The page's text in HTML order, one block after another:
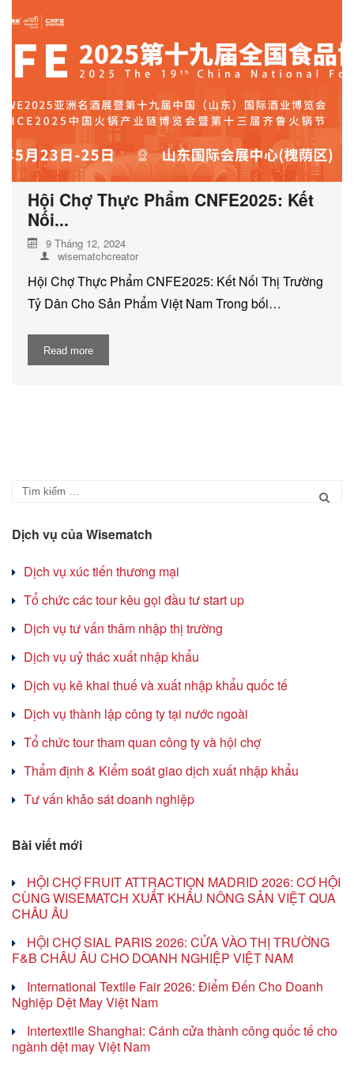
Hội Chợ Thực Phẩm CNFE2025: Kết
Nối...
9 Tháng 12, 2024
wisematchcreator
Hội Chợ Thực Phẩm CNFE2025: Kết Nối Thị Trường
Tỷ Dân Cho Sản Phẩm Việt Nam Trong bối…
Read more
Dịch vụ của Wisematch
Dịch vụ xúc tiến thương mại
Tổ chức các tour kêu gọi đầu tư start up
Dịch vụ tư vấn thâm nhập thị trường
Dịch vụ uỷ thác xuất nhập khẩu
Dịch vụ kê khai thuế và xuất nhập khẩu quốc tế
Dịch vụ thành lập công ty tại nước ngoài
Tổ chức tour tham quan công ty và hội chợ
Thẩm định & Kiểm soát giao dịch xuất nhập khẩu
Tư vấn khảo sát doanh nghiệp
Bài viết mới
HỘI CHỢ FRUIT ATTRACTION MADRID 2026: CƠ HỘI
CÙNG WISEMATCH XUẤT KHẨU NÔNG SẢN VIỆT QUA
CHÂU ÂU
HỘI CHỢ SIAL PARIS 2026: CỬA VÀO THỊ TRƯỜNG
F&B CHÂU ÂU CHO DOANH NGHIỆP VIỆT NAM
International Textile Fair 2026: Điểm Đến Cho Doanh
Nghiệp Dệt May Việt Nam
Intertextile Shanghai: Cánh cửa thành công quốc tế cho
ngành dệt may Việt Nam
DỊCH VỤ KIỂM KÊ KHÍ THẢI NHÀ
KÍNH